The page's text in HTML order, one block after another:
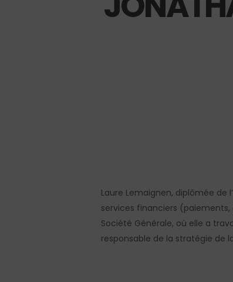
Laure Lemaignen, diplômée de
services financiers (paiements,
Société Générale, où elle a
responsable de la stratégie de